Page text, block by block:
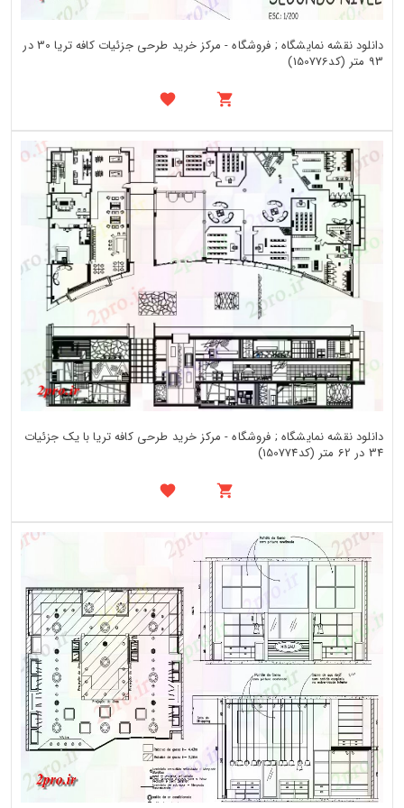
دانلود نقشه نمایشگاه ; فروشگاه - مرکز خرید طرحی جزئیات کافه تریا 30 در
93 متر (کد150776)
دانلود نقشه نمایشگاه ; فروشگاه - مرکز خرید طرحی کافه تریا با یک جزئیات
34 در 62 متر (کد150774)